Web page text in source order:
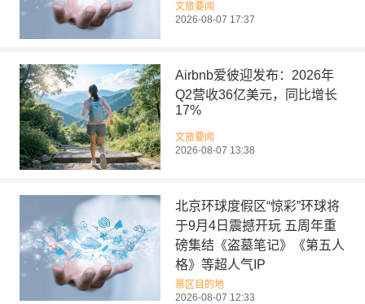
文旅要闻
2026-08-07 17:37
Airbnb爱彼迎发布：2026年
Q2营收36亿美元，同比增长
17%
文旅要闻
2026-08-07 13:38
北京环球度假区“惊彩”环球将
于9月4日震撼开玩 五周年重
磅集结《盗墓笔记》《第五人
格》等超人气IP
景区目的地
2026-08-07 12:33